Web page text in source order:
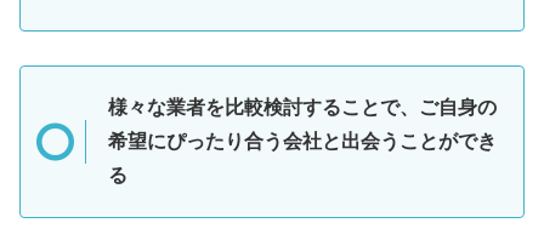
様々な業者を比較検討することで、ご自身の
希望にぴったり合う会社と出会うことができ
る